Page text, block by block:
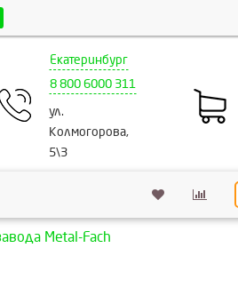
Екатеринбург
8 800 6000 311
ул.
Колмогорова,
5\3
Metal-Fach